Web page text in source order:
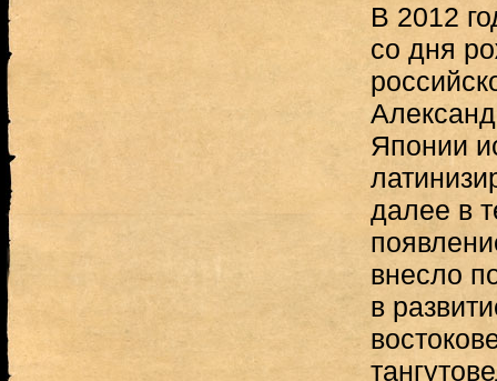
В 2012
со дня
Японии
далее в
внесло
в